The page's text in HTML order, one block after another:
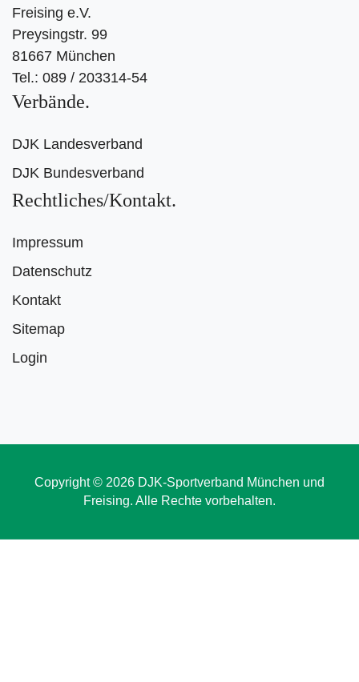
Freising e.V.
Preysingstr. 99
81667 München
Tel.: 089 / 203314-54
Verbände
DJK Landesverband
DJK Bundesverband
Rechtliches/Kontakt
Impressum
Datenschutz
Kontakt
Sitemap
Login
Copyright © 2026 DJK-Sportverband München und
Freising. Alle Rechte vorbehalten.